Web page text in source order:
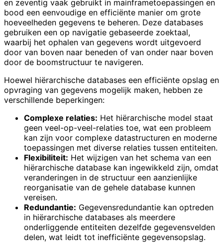
en zeventig vaak gebruikt in mainframetoepassingen en
bood een eenvoudige en efficiënte manier om grote
hoeveelheden gegevens te beheren. Deze databases
gebruiken een op navigatie gebaseerde zoektaal,
waarbij het ophalen van gegevens wordt uitgevoerd
door van boven naar beneden of van onder naar boven
door de boomstructuur te navigeren.
Hoewel hiërarchische databases een efficiënte opslag en
opvraging van gegevens mogelijk maken, hebben ze
verschillende beperkingen:
Complexe relaties: Het hiërarchische model staat
geen veel-op-veel-relaties toe, wat een probleem
kan zijn voor complexe datastructuren en moderne
toepassingen met diverse relaties tussen entiteiten.
Flexibiliteit: Het wijzigen van het schema van een
hiërarchische database kan ingewikkeld zijn, omdat
veranderingen in de structuur een aanzienlijke
reorganisatie van de gehele database kunnen
vereisen.
Redundantie: Gegevensredundantie kan optreden
in hiërarchische databases als meerdere
onderliggende entiteiten dezelfde gegevensvelden
delen, wat leidt tot inefficiënte gegevensopslag.